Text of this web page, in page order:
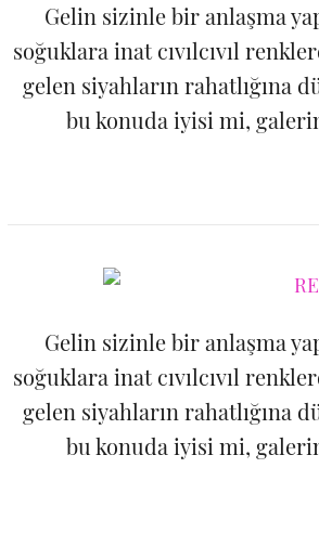
Gelin sizinle bir anlaşma
soğuklara inat cıvılcıvıl
gelen siyahların rahatlığına
bu konuda iyisi mi,
Gelin sizinle bir anlaşma
soğuklara inat cıvılcıvıl
gelen siyahların rahatlığına
bu konuda iyisi mi,